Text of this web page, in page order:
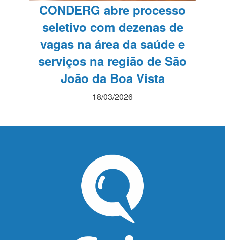
CONDERG abre processo
seletivo com dezenas de
vagas na área da saúde e
serviços na região de São
João da Boa Vista
18/03/2026